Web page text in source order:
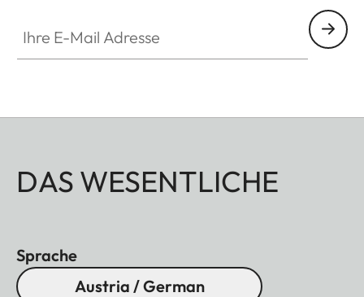
Weitwinkelokular in Verbindung mit dem Leica
scharfen Details bis zum Bildrand verbindet – ideal
DAS WESENTLICHE
Sprache
Austria / German